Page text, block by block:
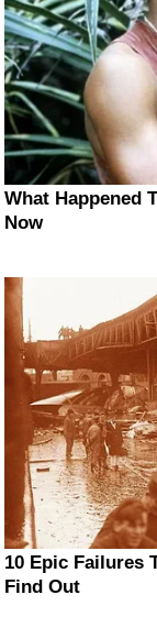
What Happened
Now
10 Epic Failures
Find Out